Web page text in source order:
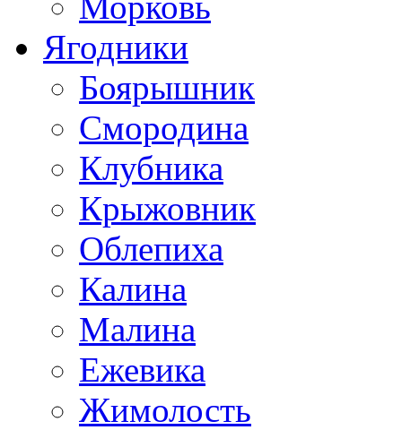
Ягодники
Боярышник
Смородина
Клубника
Крыжовник
Облепиха
Калина
Малина
Ежевика
Жимолость